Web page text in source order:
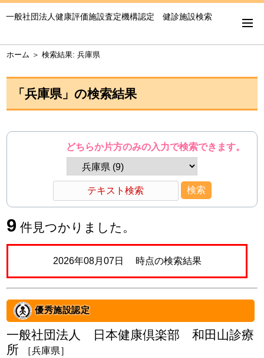
一般社団法人健康評価施設査定機構認定 健診施設検索
ホーム ＞検索結果: 兵庫県
「兵庫県 」の検索結果
どちらか片方のみの入力で検索できます。
9 件見つかりました。
2026年08月07日 時点の検索結果
優秀施設認定
一般社団法人 日本健康倶楽部 和田山診療
所
［兵庫県］